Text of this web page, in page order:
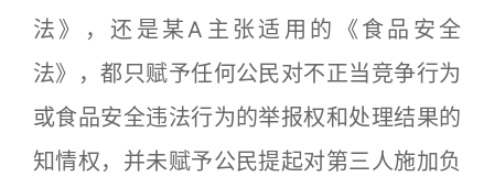
法》，还是某A主张适用的《食品安全
法》，都只赋予任何公民对不正当竞争行为
或食品安全违法行为的举报权和处理结果的
知情权，并未赋予公民提起对第三人施加负